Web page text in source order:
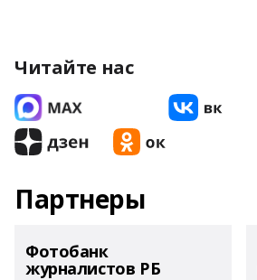
Читайте нас
Партнеры
Фотобанк
журналистов РБ